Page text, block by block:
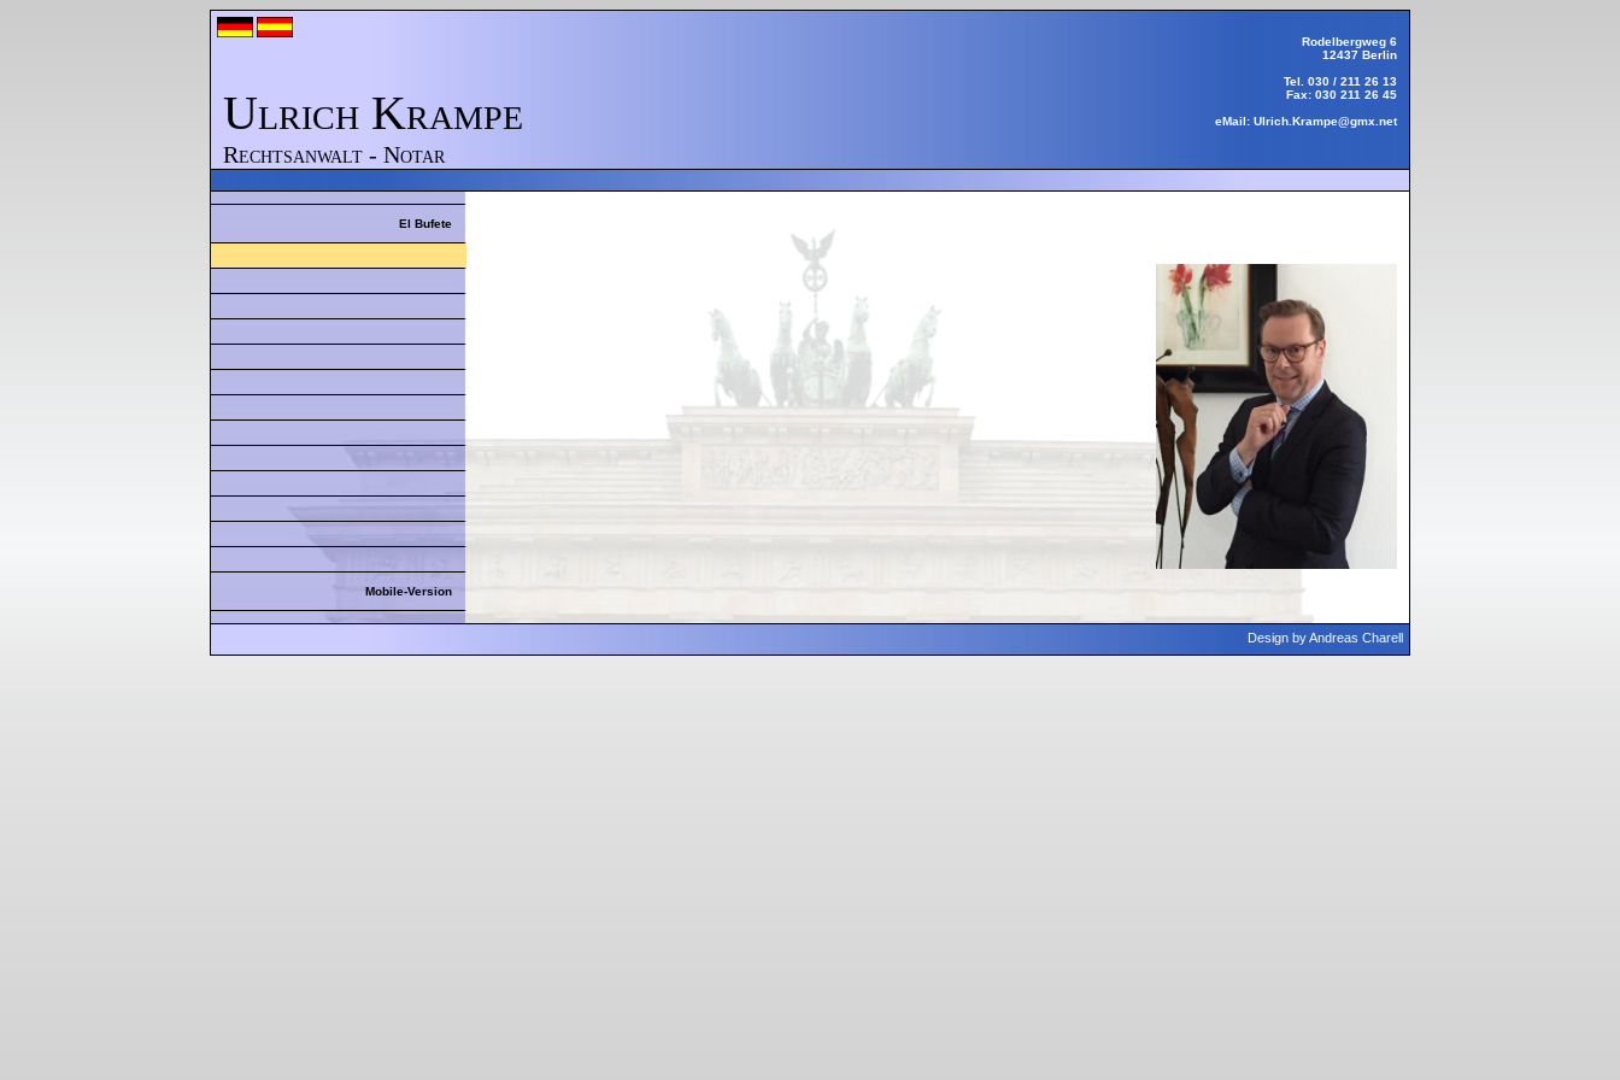
Rodelbergweg 6
12437 Berlin
Tel. 030 / 211 26 13
Fax: 030 211 26 45
eMail: Ulrich.Krampe@gmx.net
Ulrich Krampe
Rechtsanwalt - Notar
El Bufete
Mobile-Version
Design byAndreas Charell